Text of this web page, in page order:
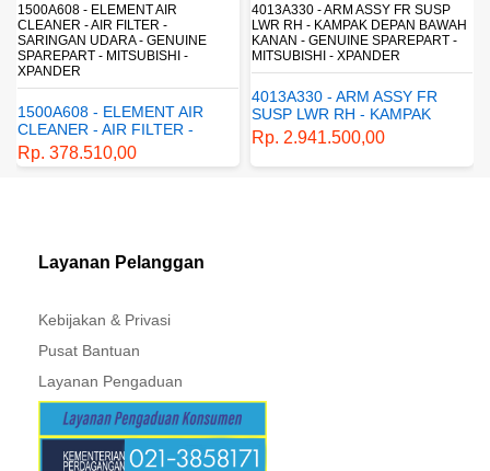
4013A330 - ARM ASSY FR SUSP
LWR RH - KAMPAK DEPAN BAWAH
KANAN - GENUINE SPAREPART -
MITSUBISHI - XPANDER
SUSP LWR RH - KAMPAK
DEPAN BAWAH KANAN -
GENUINE SPAREPART -
MITSUBISHI - XPANDER
Rp. 2.941.500,00
4162A413 - SHOCK ABSORBER RR
SUSP - SUSPENSI BELAKANG -
SHOCKBREAKER BELAKANG -
GENUINE SPAREPART -
MITSUBISHI - XPANDER
4162A413 - SHOCK
ABSORBER RR SUSP -
SUSPENSI BELAKANG -
SHOCKBREAKER BELAKANG
Rp. 1.198.800,00
Layanan Pelanggan
Kebijakan & Privasi
Pusat Bantuan
Layanan Pengaduan